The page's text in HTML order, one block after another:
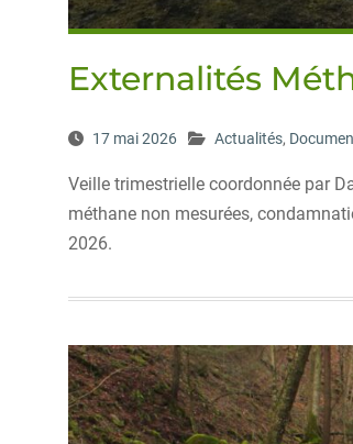
Externalités
17 mai 2026 Actualités,
Veille trimestrielle coordonnée par
méthane non mesurées,
2026.